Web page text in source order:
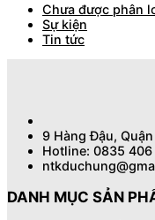
Chưa được phân
Sự kiện
Tin tức
9 Hàng Đậu,
Hotline: 0835
DANH MỤC SẢN